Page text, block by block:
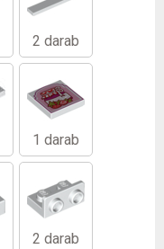
2 darab
1 darab
2 darab